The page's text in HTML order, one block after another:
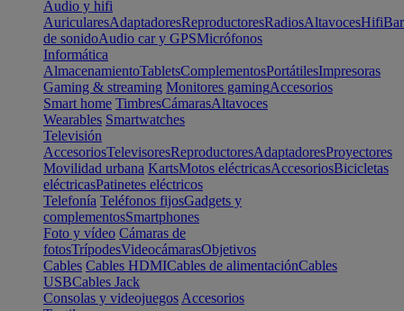
Audio y hifi
AuricularesAdaptadoresReproductoresRadiosAltavocesHifi
de sonidoAudio car y GPSMicrófonos
Informática
AlmacenamientoTabletsComplementosPortátilesImpresoras
Gaming & streaming Monitores gamingAccesorios
Smart home TimbresCámarasAltavoces
Wearables Smartwatches
Televisión
AccesoriosTelevisoresReproductoresAdaptadoresProyectores
Movilidad urbana KartsMotos eléctricasAccesoriosBicicletas
eléctricasPatinetes eléctricos
Telefonía Teléfonos fijosGadgets y
complementosSmartphones
Foto y vídeo Cámaras de
fotosTrípodesVideocámarasObjetivos
Cables Cables HDMICables de alimentaciónCables
USBCables Jack
Consolas y videojuegos Accesorios